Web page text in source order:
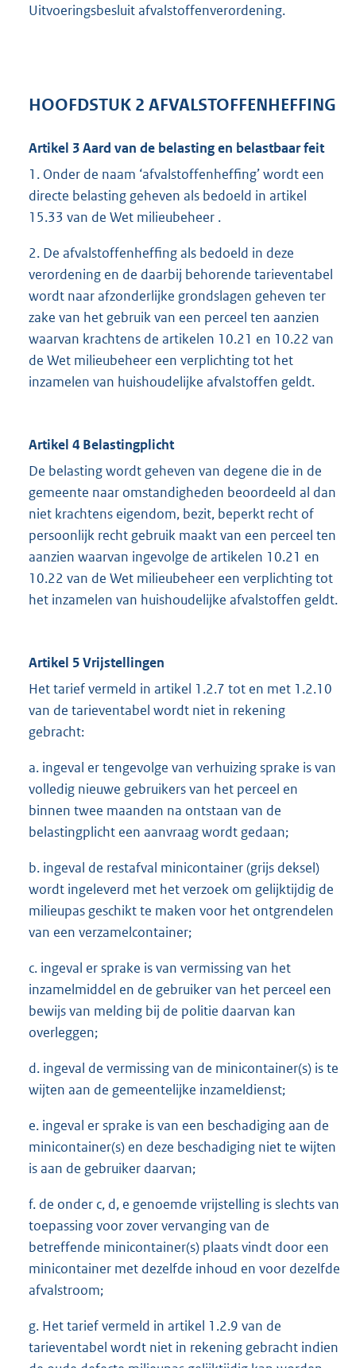
Uitvoeringsbesluit afvalstoffenverordening.
HOOFDSTUK 2 AFVALSTOFFENHEFFING
Artikel 3 Aard van de belasting en belastbaar feit
1. Onder de naam ‘afvalstoffenheffing’ wordt een
directe belasting geheven als bedoeld in artikel
15.33 van de Wet milieubeheer .
2. De afvalstoffenheffing als bedoeld in deze
verordening en de daarbij behorende tarieventabel
wordt naar afzonderlijke grondslagen geheven ter
zake van het gebruik van een perceel ten aanzien
waarvan krachtens de artikelen 10.21 en 10.22 van
de Wet milieubeheer een verplichting tot het
inzamelen van huishoudelijke afvalstoffen geldt.
Artikel 4 Belastingplicht
De belasting wordt geheven van degene die in de
gemeente naar omstandigheden beoordeeld al dan
niet krachtens eigendom, bezit, beperkt recht of
persoonlijk recht gebruik maakt van een perceel ten
aanzien waarvan ingevolge de artikelen 10.21 en
10.22 van de Wet milieubeheer een verplichting tot
het inzamelen van huishoudelijke afvalstoffen geldt.
Artikel 5 Vrijstellingen
Het tarief vermeld in artikel 1.2.7 tot en met 1.2.10
van de tarieventabel wordt niet in rekening
gebracht:
a. ingeval er tengevolge van verhuizing sprake is van
volledig nieuwe gebruikers van het perceel en
binnen twee maanden na ontstaan van de
belastingplicht een aanvraag wordt gedaan;
b. ingeval de restafval minicontainer (grijs deksel)
wordt ingeleverd met het verzoek om gelijktijdig de
milieupas geschikt te maken voor het ontgrendelen
van een verzamelcontainer;
c. ingeval er sprake is van vermissing van het
inzamelmiddel en de gebruiker van het perceel een
bewijs van melding bij de politie daarvan kan
overleggen;
d. ingeval de vermissing van de minicontainer(s) is te
wijten aan de gemeentelijke inzameldienst;
e. ingeval er sprake is van een beschadiging aan de
minicontainer(s) en deze beschadiging niet te wijten
is aan de gebruiker daarvan;
f. de onder c, d, e genoemde vrijstelling is slechts van
toepassing voor zover vervanging van de
betreffende minicontainer(s) plaats vindt door een
minicontainer met dezelfde inhoud en voor dezelfde
afvalstroom;
g. Het tarief vermeld in artikel 1.2.9 van de
tarieventabel wordt niet in rekening gebracht indien